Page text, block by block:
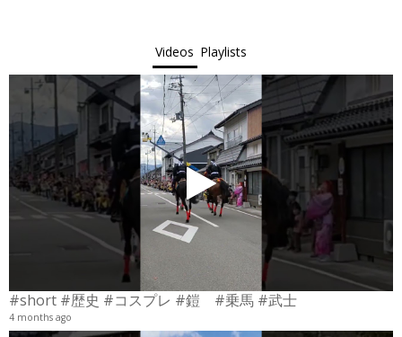
Videos Playlists
#short #歴史 #コスプレ #鎧 #乗馬 #武士
4 months ago